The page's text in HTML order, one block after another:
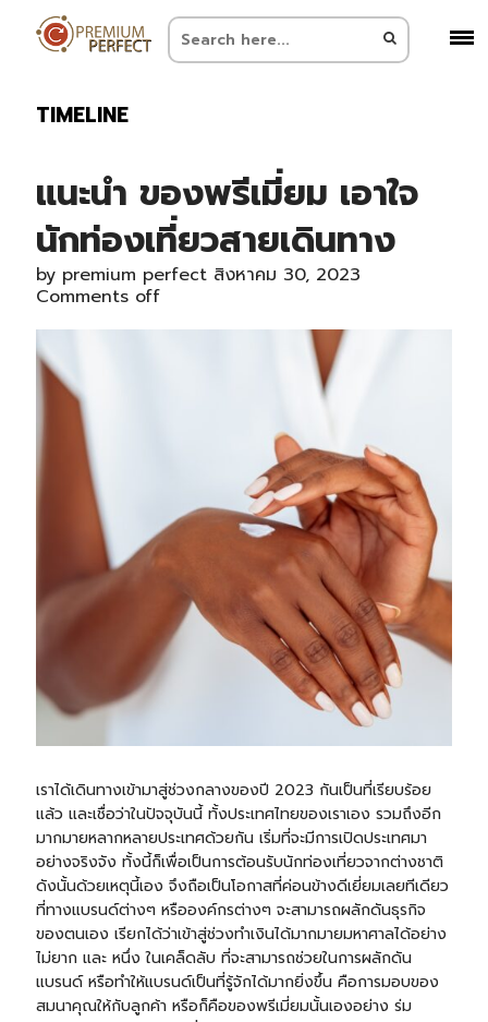
TIMELINE
แนะนำ ของพรีเมี่ยม เอาใจ
นักท่องเที่ยวสายเดินทาง
by premium perfect สิงหาคม 30, 2023
Comments off
เราได้เดินทางเข้ามาสู่ช่วงกลางของปี 2023 กันเป็นที่เรียบร้อย
แล้ว และเชื่อว่าในปัจจุบันนี้ ทั้งประเทศไทยของเราเอง รวมถึงอีก
มากมายหลากหลายประเทศด้วยกัน เริ่มที่จะมีการเปิดประเทศมา
อย่างจริงจัง ทั้งนี้ก็เพื่อเป็นการต้อนรับนักท่องเที่ยวจากต่างชาติ
ดังนั้นด้วยเหตุนี้เอง จึงถือเป็นโอกาสที่ค่อนข้างดีเยี่ยมเลยทีเดียว
ที่ทางแบรนด์ต่างๆ หรือองค์กรต่างๆ จะสามารถผลักดันธุรกิจ
ของตนเอง เรียกได้ว่าเข้าสู่ช่วงทำเงินได้มากมายมหาศาลได้อย่าง
ไม่ยาก และ หนึ่ง ในเคล็ดลับ ที่จะสามารถช่วยในการผลักดัน
แบรนด์ หรือทำให้แบรนด์เป็นที่รู้จักได้มากยิ่งขึ้น คือการมอบของ
สมนาคุณให้กับลูกค้า หรือก็คือของพรีเมี่ยมนั้นเองอย่าง ร่ม